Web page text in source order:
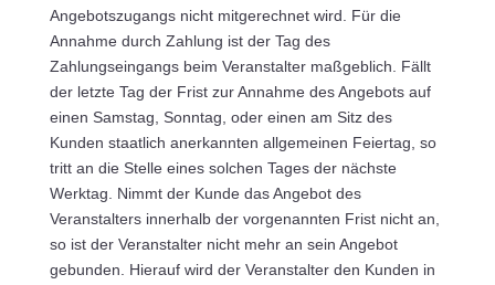
Angebotszugangs nicht mitgerechnet wird. Für die
Annahme durch Zahlung ist der Tag des
Zahlungseingangs beim Veranstalter maßgeblich. Fällt
der letzte Tag der Frist zur Annahme des Angebots auf
einen Samstag, Sonntag, oder einen am Sitz des
Kunden staatlich anerkannten allgemeinen Feiertag, so
tritt an die Stelle eines solchen Tages der nächste
Werktag. Nimmt der Kunde das Angebot des
Veranstalters innerhalb der vorgenannten Frist nicht an,
so ist der Veranstalter nicht mehr an sein Angebot
gebunden. Hierauf wird der Veranstalter den Kunden in